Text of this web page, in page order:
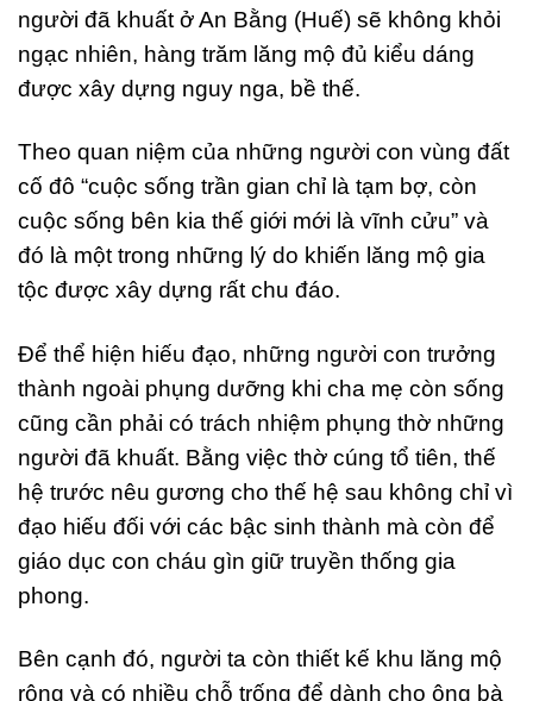
người đã khuất ở An Bằng (Huế) sẽ không khỏi
ngạc nhiên, hàng trăm lăng mộ đủ kiểu dáng
được xây dựng nguy nga, bề thế.
Theo quan niệm của những người con vùng đất
cố đô “cuộc sống trần gian chỉ là tạm bợ, còn
cuộc sống bên kia thế giới mới là vĩnh cửu” và
đó là một trong những lý do khiến lăng mộ gia
tộc được xây dựng rất chu đáo.
Để thể hiện hiếu đạo, những người con trưởng
thành ngoài phụng dưỡng khi cha mẹ còn sống
cũng cần phải có trách nhiệm phụng thờ những
người đã khuất. Bằng việc thờ cúng tổ tiên, thế
hệ trước nêu gương cho thế hệ sau không chỉ vì
đạo hiếu đối với các bậc sinh thành mà còn để
giáo dục con cháu gìn giữ truyền thống gia
phong.
Bên cạnh đó, người ta còn thiết kế khu lăng mộ
rộng và có nhiều chỗ trống để dành cho ông bà